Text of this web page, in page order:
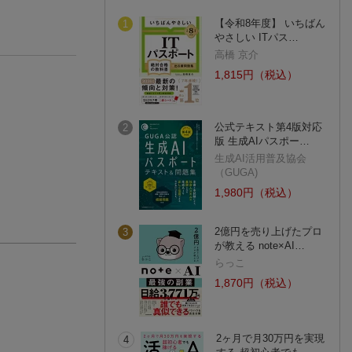
1
【令和8年度】 いちばん
やさしい ITパス…
高橋 京介
1,815円（税込）
2
公式テキスト第4版対応
版 生成AIパスポー…
生成AI活用普及協会
（GUGA)
1,980円（税込）
3
2億円を売り上げたプロ
が教える note×AI…
らっこ
1,870円（税込）
4
2ヶ月で月30万円を実現